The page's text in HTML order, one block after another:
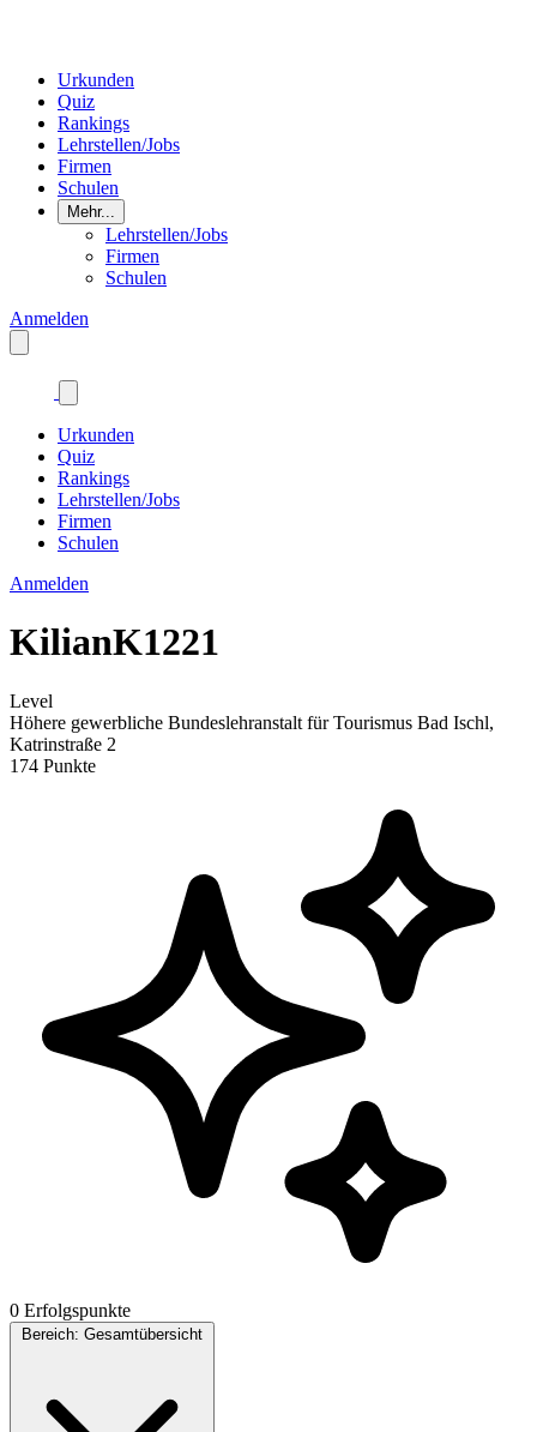
Urkunden
Quiz
Rankings
Lehrstellen/Jobs
Firmen
Schulen
Mehr...
Lehrstellen/Jobs
Firmen
Schulen
Anmelden
Urkunden
Quiz
Rankings
Lehrstellen/Jobs
Firmen
Schulen
Anmelden
KilianK1221
Level
Höhere gewerbliche Bundeslehranstalt für Tourismus Bad Ischl,
Katrinstraße 2
174 Punkte
0 Erfolgspunkte
Bereich: Gesamtübersicht